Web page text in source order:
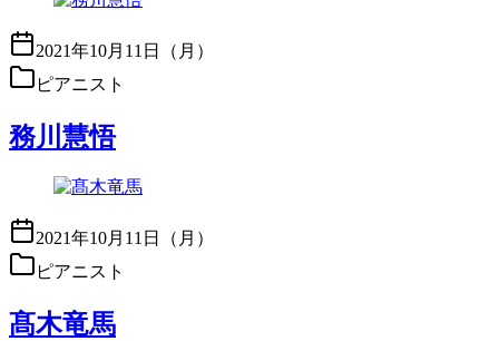
2021年10月11日（月）
ピアニスト
務川慧悟
2021年10月11日（月）
ピアニスト
髙木竜馬